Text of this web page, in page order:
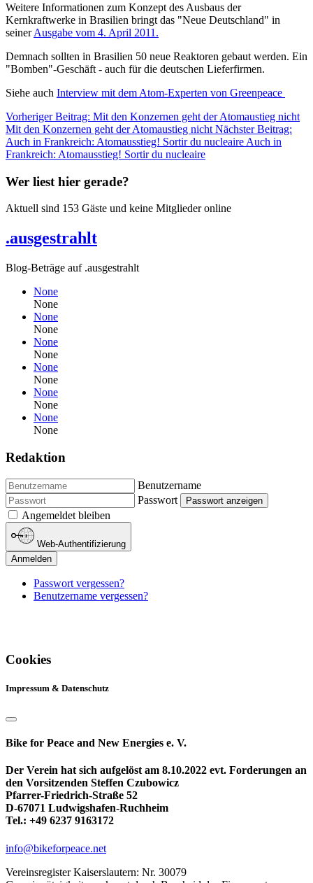
Weitere Informationen zum Konzept des Ausbaus der
Kernkraftwerke in Brasilien bringt das "Neue Deutschland" in
seinerAusgabe vom 4. April 2011.
Demnach sollten in Brasilien 50 neue Reaktoren gebaut werden. Ein
"Bomben"-Geschäft - auch für die deutschen Lieferfirmen.
Siehe auch Interview mit dem Atom-Experten von Greenpeace
Vorheriger Beitrag: Mit den Konzernen geht der Atomaustieg nicht
Mit den Konzernen geht der Atomaustieg nicht Nächster Beitrag:
Auch in Frankreich: Atomausstieg! Sortir du nucleaire Auch in
Frankreich: Atomausstieg! Sortir du nucleaire
Wer liest hier gerade?
Aktuell sind 153 Gäste und keine Mitglieder online
.ausgestrahlt
Blog-Beträge auf .ausgestrahlt
None
None
None
None
None
None
None
None
None
None
None
None
Redaktion
Benutzername
Passwort
Passwort anzeigen
Angemeldet bleiben
Web-Authentifizierung
Anmelden
Passwort vergessen?
Benutzername vergessen?
Cookies
Impressum & Datenschutz
Bike for Peace and New Energies e. V.
Der Verein hat sich aufgelöst am 8.10.2022 evt. Forderungen an
den Vorsitzenden Steffen Czubowicz
Pfarrer-Friedrich-Straße 52
D-67071 Ludwigshafen-Ruchheim
Tel.: +49 6237 9163172
info@bikeforpeace.net
Vereinsregister Kaiserslautern: Nr. 30079